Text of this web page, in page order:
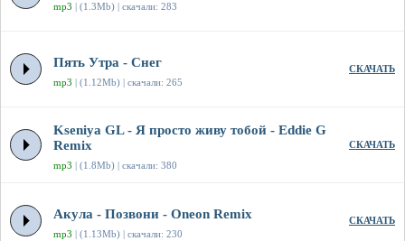
mp3 | (1.3Mb) | скачали: 283
Пять Утра - Снег
mp3 | (1.12Mb) | скачали: 265
СКАЧАТЬ
Kseniya GL - Я просто живу тобой - Eddie G
Remix
mp3 | (1.8Mb) | скачали: 380
СКАЧАТЬ
Акула - Позвони - Oneon Remix
mp3 | (1.13Mb) | скачали: 230
СКАЧАТЬ